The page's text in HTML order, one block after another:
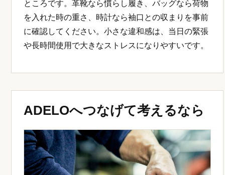
ところです。革靴なら慣らし履き、バッグなら荷物
を入れた時の重さ、時計なら袖口との収まりを事前
に確認してください。小さな違和感は、当日の緊張
や長時間使用で大きなストレスになりやすいです。
ADELOへつなげて考えるなら